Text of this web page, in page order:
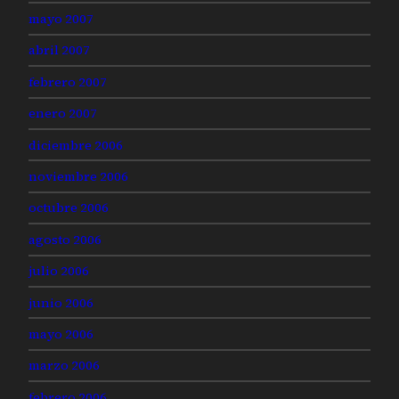
mayo 2007
abril 2007
febrero 2007
enero 2007
diciembre 2006
noviembre 2006
octubre 2006
agosto 2006
julio 2006
junio 2006
mayo 2006
marzo 2006